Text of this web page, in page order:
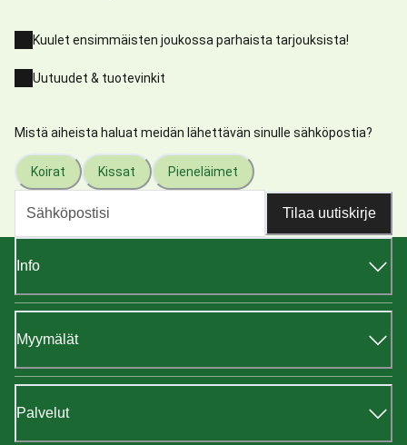
Kuulet ensimmäisten joukossa parhaista tarjouksista!
Uutuudet & tuotevinkit
Mistä aiheista haluat meidän lähettävän sinulle sähköpostia?
Koirat Kissat Pieneläimet
Tilaa uutiskirje
Info
Myymälät
Palvelut